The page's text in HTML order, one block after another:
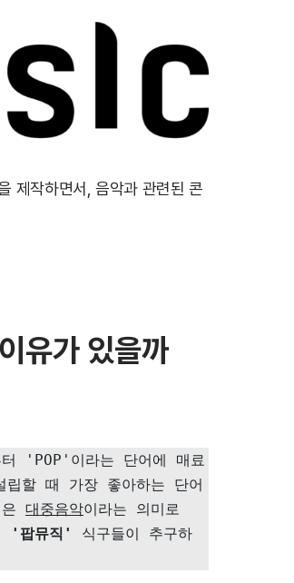
제작하면서, 음악과 관련된 콘
유가 있을까
'POP'이라는 단어에 매료
할 때 가장 좋아하는 단어
대중음악이라는 의미로
'팝뮤직'
식구들이 추구하